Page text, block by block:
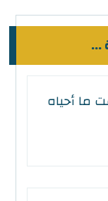
...
ما أحياه